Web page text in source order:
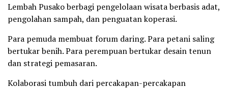
Lembah Pusako berbagi pengelolaan wisata berbasis adat,
pengolahan sampah, dan penguatan koperasi.
Para pemuda membuat forum daring. Para petani saling
bertukar benih. Para perempuan bertukar desain tenun
dan strategi pemasaran.
Kolaborasi tumbuh dari percakapan-percakapan